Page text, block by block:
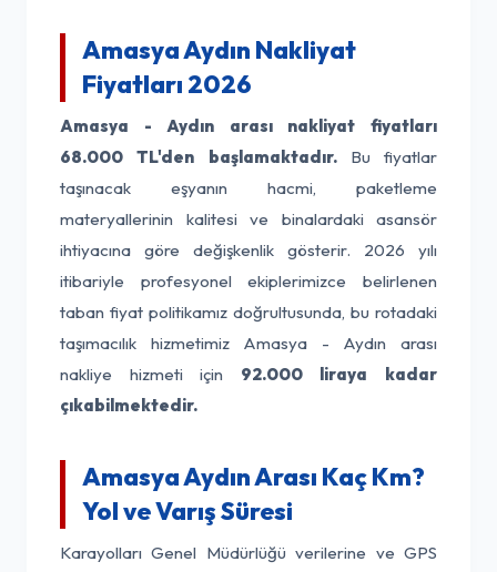
Amasya Aydın Nakliyat
Fiyatları 2026
Amasya - Aydın arası nakliyat fiyatları
68.000 TL'den başlamaktadır.Bu fiyatlar
taşınacak eşyanın hacmi, paketleme
materyallerinin kalitesi ve binalardaki asansör
ihtiyacına göre değişkenlik gösterir. 2026 yılı
itibariyle profesyonel ekiplerimizce belirlenen
taban fiyat politikamız doğrultusunda, bu rotadaki
taşımacılık hizmetimiz Amasya - Aydın arası
nakliye hizmeti için 92.000 liraya kadar
çıkabilmektedir.
Amasya Aydın Arası Kaç Km?
Yol ve Varış Süresi
Karayolları Genel Müdürlüğü verilerine ve GPS